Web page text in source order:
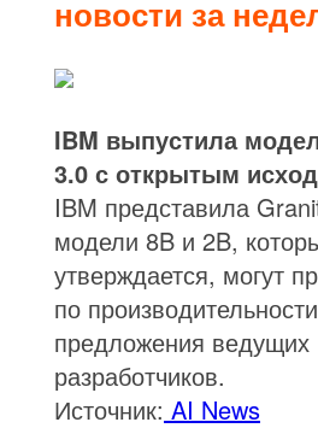
новости за
IBM выпустила
3.0 с открытым
IBM представила
модели 8B и 2B,
утверждается, могут
по производительности
предложения ведущих
разработчиков.
Источник: AI News